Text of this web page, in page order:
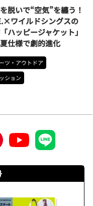
脱いで“空気”を纏う！
ワイルドシングスの
ハッピージャケット」
仕様で劇的進化
ツ・アウトドア
ション